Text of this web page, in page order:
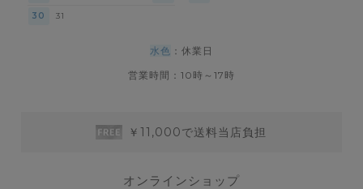
30 31
水色 ：休業日
営業時間：10時～17時
￥11,000で送料当店負担
オンラインショップ